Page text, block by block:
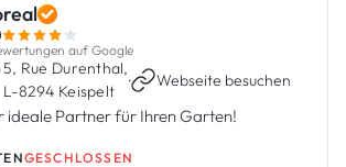
auf Google
5, Rue Durenthal,
L-8294 Keispelt
· Webseite besuchen
ideale Partner für Ihren Garten!
GESCHLOSSEN